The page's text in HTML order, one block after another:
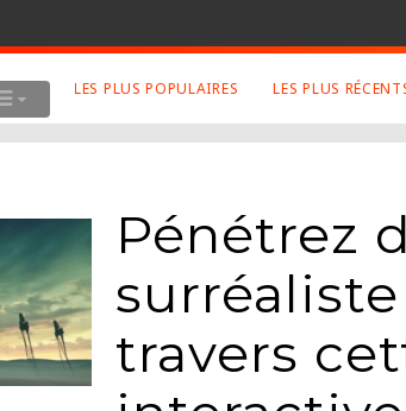
Photographies
Robot
Musique
Cinema
Twitter
Mentions Légales
Conditions Générales
LES PLUS POPULAIRES LES PLUS
Pénétrez
travers